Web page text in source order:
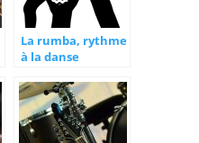
La rumba, rythme
à la danse